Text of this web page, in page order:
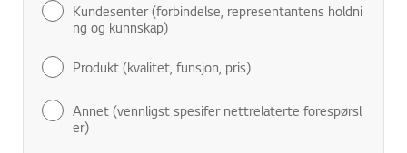
Kundesenter (forbindelse, representantens holdni
ng og kunnskap)
Produkt (kvalitet, funsjon, pris)
Annet (vennligst spesifer nettrelaterte forespørsl
er)